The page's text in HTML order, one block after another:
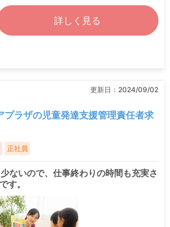
詳しく見る
更新日： 2024/09/02
プラザの児童発達支援管理責任者求
正社員
ないので、仕事終わりの時間も充実さ
す。